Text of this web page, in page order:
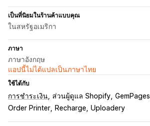
เป็นที่นิยมในร้านค้าแบบคุณ
ในสหรัฐอเมริกา
ภาษา
ภาษาอังกฤษ
แอปนี้ไม่ได้แปลเป็นภาษาไทย
ใช้ได้กับ
การชำระเงิน ส่วนผู้ดูแล Shopify GemPages
Order Printer
Recharge Uploadery